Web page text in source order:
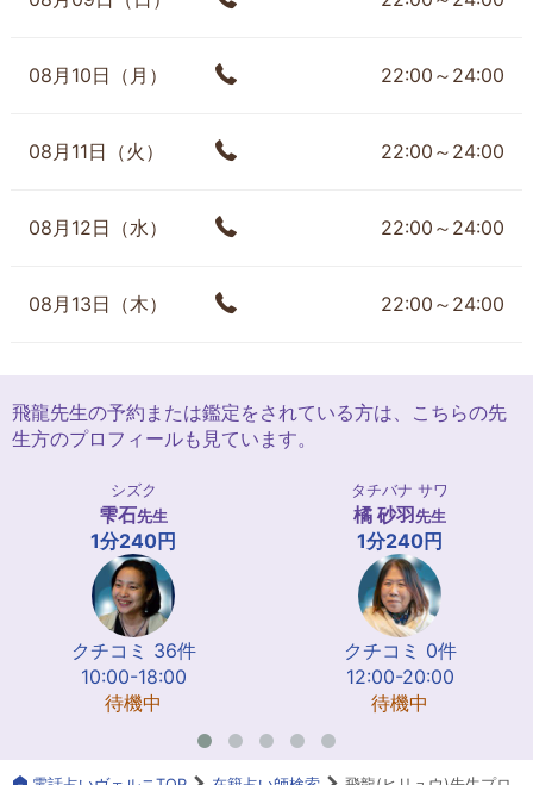
08月10日（月） 22:00～24:00
08月11日（火） 22:00～24:00
08月12日（水） 22:00～24:00
08月13日（木） 22:00～24:00
飛龍先生の予約または鑑定をされている方は、こちらの先
生方のプロフィールも見ています。
シズク
雫石先生
1分240円
クチコミ 36件
10:00-18:00
待機中
タチバナ サワ
橘 砂羽先生
1分240円
クチコミ 0件
12:00-20:00
待機中